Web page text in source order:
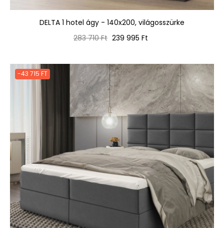
DELTA 1 hotel ágy - 140x200, világosszürke
Normál
283 710 Ft Ár
239 995 Ft
-43 715 FT